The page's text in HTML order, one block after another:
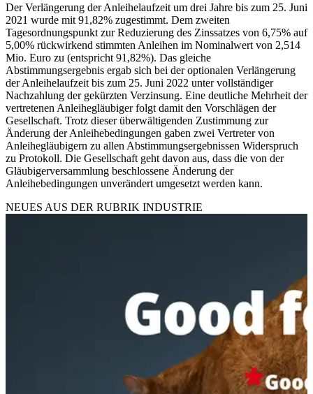
Der Verlängerung der Anleihelaufzeit um drei Jahre bis zum 25. Juni
2021 wurde mit 91,82% zugestimmt. Dem zweiten
Tagesordnungspunkt zur Reduzierung des Zinssatzes von 6,75% auf
5,00% rückwirkend stimmten Anleihen im Nominalwert von 2,514
Mio. Euro zu (entspricht 91,82%). Das gleiche
Abstimmungsergebnis ergab sich bei der optionalen Verlängerung
der Anleihelaufzeit bis zum 25. Juni 2022 unter vollständiger
Nachzahlung der gekürzten Verzinsung. Eine deutliche Mehrheit der
vertretenen Anleihegläubiger folgt damit den Vorschlägen der
Gesellschaft. Trotz dieser überwältigenden Zustimmung zur
Änderung der Anleihebedingungen gaben zwei Vertreter von
Anleihegläubigern zu allen Abstimmungsergebnissen Widerspruch
zu Protokoll. Die Gesellschaft geht davon aus, dass die von der
Gläubigerversammlung beschlossene Änderung der
Anleihebedingungen unverändert umgesetzt werden kann.
NEUES AUS DER RUBRIK INDUSTRIE